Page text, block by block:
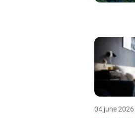
04 june 2026